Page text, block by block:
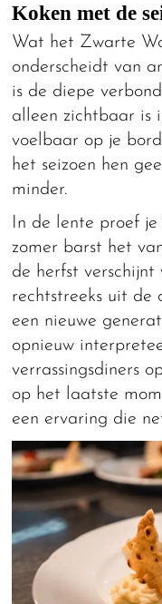
Koken met de
Wat het Zwarte
onderscheidt van
is de diepe
alleen zichtbaar is
voelbaar op je
het seizoen hen
minder.
In de lente proef
zomer barst het
de herfst
rechtstreeks uit de
een nieuwe
opnieuw
verrassingsdiners
op het laatste
een ervaring die